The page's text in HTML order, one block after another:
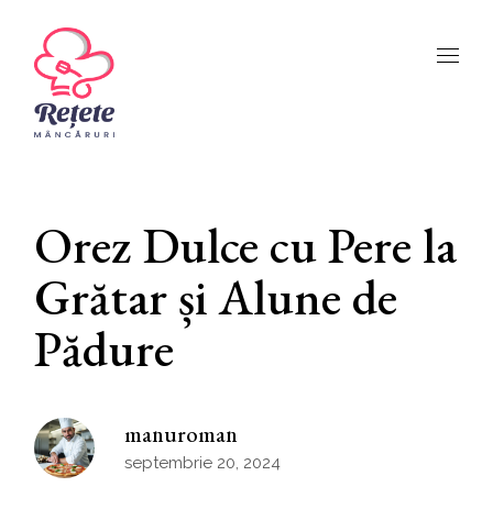
Orez Dulce cu Pere la
Grătar și Alune de
Pădure
manuroman
septembrie 20, 2024